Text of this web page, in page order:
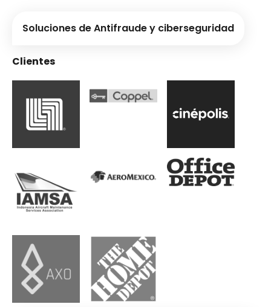
Soluciones de Antifraude y ciberseguridad
Clientes